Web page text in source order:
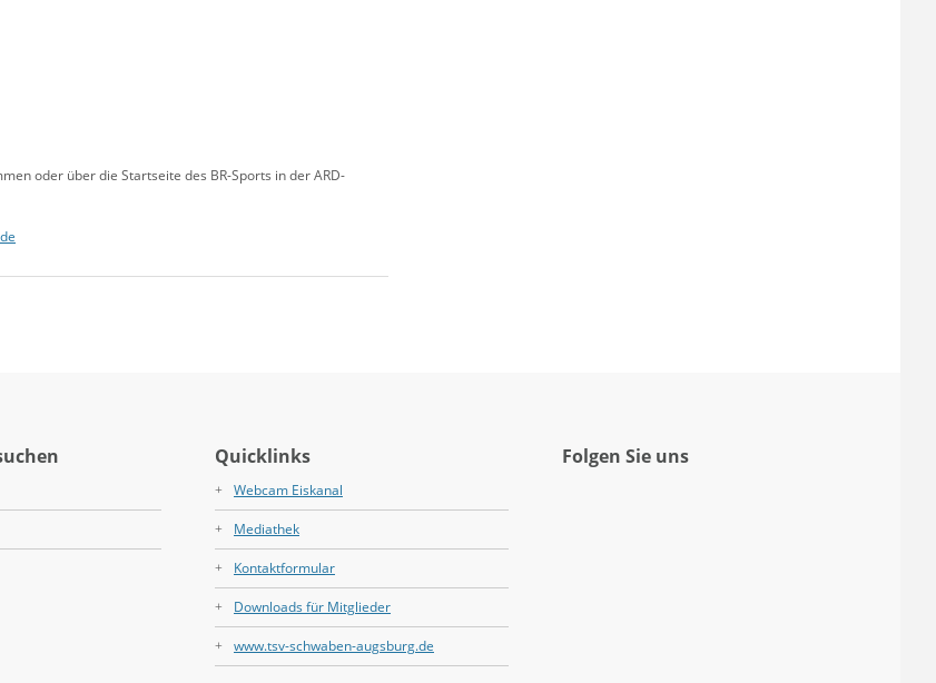
oder über die Startseite des BR-Sports in der ARD-
Quicklinks
Webcam Eiskanal
Mediathek
Kontaktformular
Downloads für Mitglieder
www.tsv-schwaben-augsburg.de
Folgen Sie uns